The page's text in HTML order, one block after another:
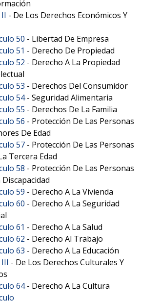
- De Los Derechos Económicos Y
50 - Libertad De Empresa
51 - Derecho De Propiedad
52 - Derecho A La Propiedad
53 - Derechos Del Consumidor
54- Seguridad Alimentaria
55 - Derechos De La Familia
56 - Protección De Las Personas
De Edad
57 - Protección De Las Personas
Tercera Edad
58 - Protección De Las Personas
Discapacidad
59 - Derecho A La Vivienda
60 - Derecho A La Seguridad
61 - Derecho A La Salud
62 - Derecho Al Trabajo
63 - Derecho A La Educación
- De Los Derechos Culturales Y
64- Derecho A La Cultura